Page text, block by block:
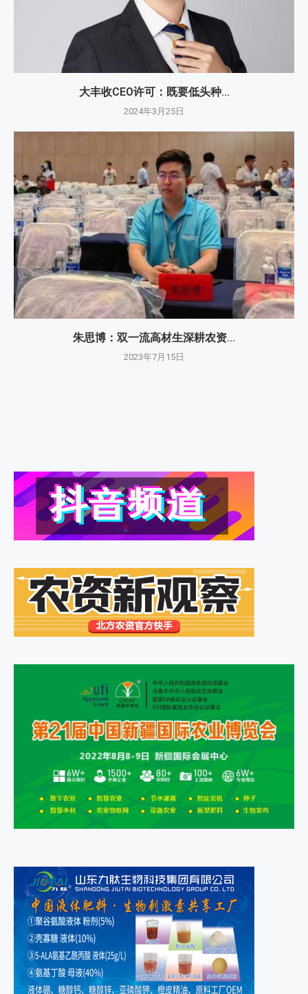
大丰收CEO许可：既要低头种...
2024年3月25日
朱思博：双一流高材生深耕农资...
2023年7月15日